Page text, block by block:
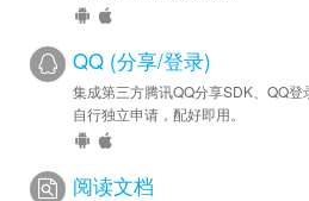
2021-11-26
安卓优化 - SDK 升级至 v44115
2021-08-17
安卓优化 - SDK 升级至 v44085
2021-07-20
QQ (分享/登录)
集成第三方腾讯QQ分享SDK、QQ
自行独立申请，配好即用。
阅读文档